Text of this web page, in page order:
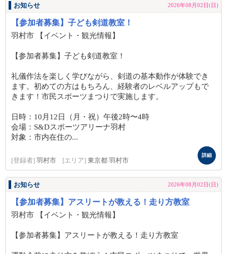
お知らせ 2026年08月02日(日)
【参加者募集】子ども剣道教室！
羽村市 【イベント・観光情報】
【参加者募集】子ども剣道教室！
礼儀作法を楽しく学びながら、剣道の基本動作が体験でき
ます。初めての方はもちろん、経験者のレベルアップもで
きます！市民スポーツまつりで実施します。
日時：10月12日（月・祝）午後2時〜4時
会場：S&Dスポーツアリーナ羽村
対象：市内在住の...
[登録者] 羽村市 [エリア] 東京都 羽村市
詳細
お知らせ 2026年08月02日(日)
【参加者募集】アスリートが教える！走り方教室
羽村市 【イベント・観光情報】
【参加者募集】アスリートが教える！走り方教室